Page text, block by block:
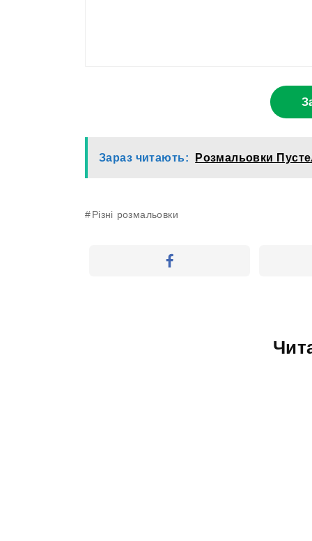
Зараз читають: Розмальовки
Різні розмальовки